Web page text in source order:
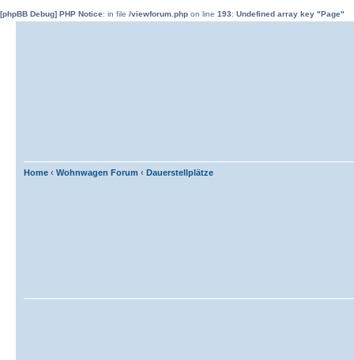
[phpBB Debug] PHP Notice: in file /viewforum.php on line 193: Undefined array key "Page"
Home ‹ Wohnwagen Forum ‹ Dauerstellplätze